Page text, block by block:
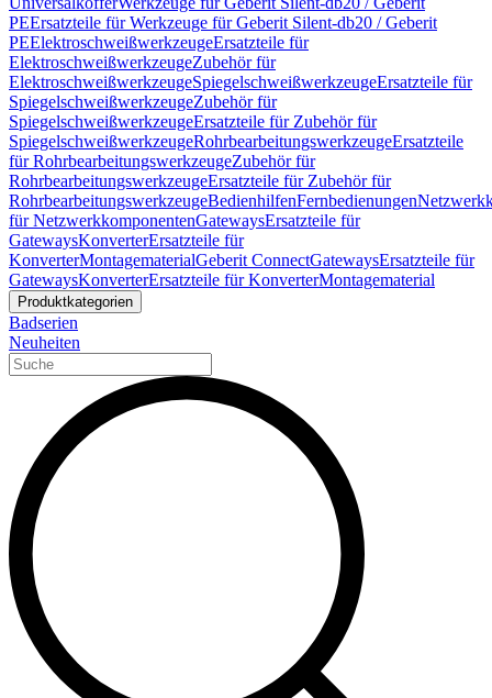
PEErsatzteile für Werkzeuge für Geberit Silent-db20 / Geberit
PEElektroschweißwerkzeugeErsatzteile für
ElektroschweißwerkzeugeZubehör für
ElektroschweißwerkzeugeSpiegelschweißwerkzeugeErsatzteile für
SpiegelschweißwerkzeugeZubehör für
SpiegelschweißwerkzeugeErsatzteile für Zubehör für
SpiegelschweißwerkzeugeRohrbearbeitungswerkzeugeErsatzteile
für RohrbearbeitungswerkzeugeZubehör für
RohrbearbeitungswerkzeugeErsatzteile für Zubehör für
RohrbearbeitungswerkzeugeBedienhilfenFernbedienungen
für NetzwerkkomponentenGatewaysErsatzteile für
GatewaysKonverterErsatzteile für
KonverterMontagematerialGeberit ConnectGatewaysErsatzteile für
GatewaysKonverterErsatzteile für KonverterMontagematerial
Produktkategorien
Badserien
Neuheiten